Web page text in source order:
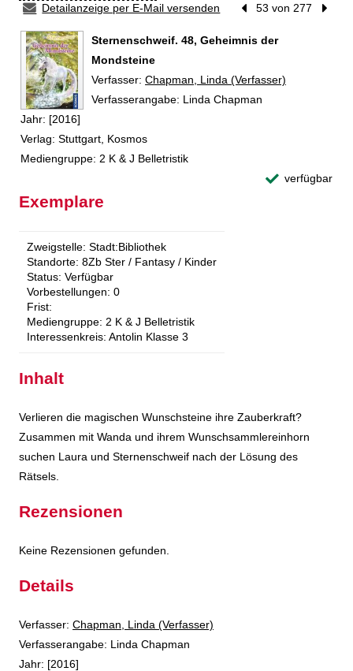
Detailanzeige per E-Mail versenden
Vorheriger Treffer
53 von 277
Sternenschweif. 48, Geheimnis der
Mondsteine
Verfasser: Suche nach diesem Verfasser
Chapman, Linda (Verfasser)
Verfasserangabe: Linda Chapman
Jahr: [2016]
Verlag: Stuttgart, Kosmos
Mediengruppe: 2 K & J Belletristik
verfügbar
Exemplare
Zweigstelle: Stadt:Bibliothek
Standorte: 8Zb Ster / Fantasy / Kinder
Status: Verfügbar
Vorbestellungen: 0
Frist:
Mediengruppe: 2 K & J Belletristik
Interessenkreis: Antolin Klasse 3
Inhalt
Verlieren die magischen Wunschsteine ihre Zauberkraft?
Zusammen mit Wanda und ihrem Wunschsammlereinhorn
suchen Laura und Sternenschweif nach der Lösung des
Rätsels.
Rezensionen
Keine Rezensionen gefunden.
Details
Verfasser: Suche nach diesem Verfasser
Chapman, Linda (Verfasser)
Verfasserangabe: Linda Chapman
Jahr: [2016]